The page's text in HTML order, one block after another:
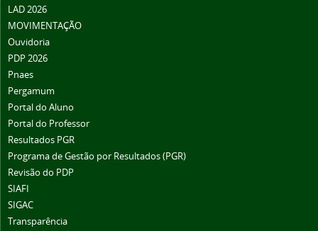
LAD 2026
MOVIMENTAÇÃO
Ouvidoria
PDP 2026
Pnaes
Pergamum
Portal do Aluno
Portal do Professor
Resultados PGR
Programa de Gestão por Resultados (PGR)
Revisão do PDP
SIAFI
SIGAC
Transparência